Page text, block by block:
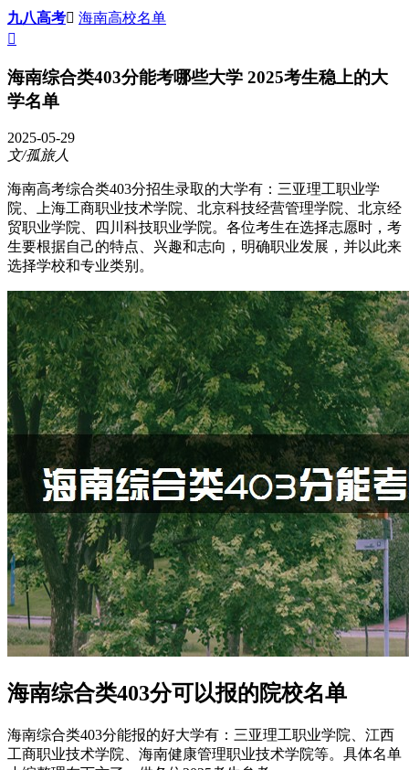
九八高考 海南高校名单

海南综合类403分能考哪些大学 2025考生稳上的大
学名单
2025-05-29
文/孤旅人
海南高考综合类403分招生录取的大学有：三亚理工职业学
院、上海工商职业技术学院、北京科技经营管理学院、北京经
贸职业学院、四川科技职业学院。各位考生在选择志愿时，考
生要根据自己的特点、兴趣和志向，明确职业发展，并以此来
选择学校和专业类别。
海南综合类403分可以报的院校名单
海南综合类403分能报的好大学有：三亚理工职业学院、江西
工商职业技术学院、海南健康管理职业技术学院等。具体名单